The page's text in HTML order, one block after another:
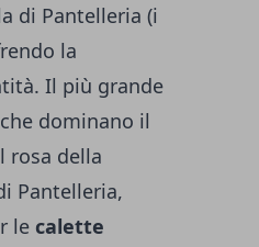
di Pantelleria (i
la
Il più grande
dominano il
rosa della
Pantelleria,
le calette